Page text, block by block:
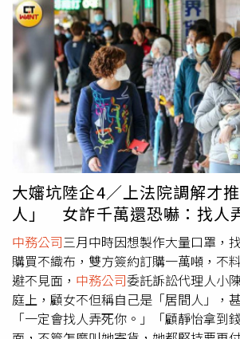
可能不洗。」中務公司雖然覺得怪，但
是希望能完成履約，但早已收到錢的顧
由推拖，甚至還說因為疫情嚴重，俄羅
品，希望要中務公司加付三十萬美元運
的軍機運送。顧女不知道從哪裡搞來一
出貨單」騙中務公司已出貨。（圖／讀
確認其中蹊蹺，不願再付款，並找出當
羅斯出貨」的包裹，仔細一看外包裝，
在泉州，「根本不是從俄羅斯出貨，鄭
初太相信她，並沒有仔細看過包裝，才
場。」小陳表示，由於公司還有其他瑣
鄭寶成便委託他對顧靜怡提起告訴。本
女聽到是記者便問：「有什麼事？」本
應後，顧女提高音量回應：「沒有！沒
電話掛斷，並未多做解釋。顧女不只態
延，甚至還誇下海口說自己連沙烏地阿
來。（圖／讀者提供）
大嬸坑陸企4／上法院調解才
人」 女詐千萬還恐嚇：找人
中務公司三月中時因想製作大量口罩，
購買不織布，雙方簽約訂購一萬噸，不
避不見面， 中務公司委託訴訟代理人小
庭上，顧女不但稱自己是「居間人」，
「一定會找人弄死你。」「顧靜怡拿到